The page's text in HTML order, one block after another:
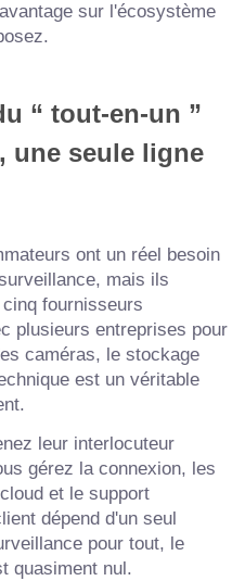
sur l'écosystème
“ tout-en-un ”
une seule ligne
ont un réel besoin
mais ils
fournisseurs
plusieurs entreprises pour
caméras, le stockage
est un véritable
leur interlocuteur
gérez la connexion, les
et le support
dépend d'un seul
pour tout, le
quasiment nul.